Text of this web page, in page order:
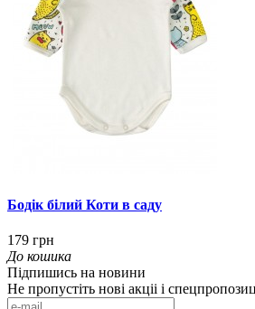
Бодік білий Коти в саду
179 грн
До кошика
Підпишись на новини
Не пропустіть нові акціі і